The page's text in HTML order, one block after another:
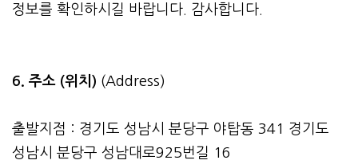
정보를 확인하시길 바랍니다. 감사합니다.
6. 주소 (위치) (Address)
출발지점 : 경기도 성남시 분당구 야탑동 341 경기도
성남시 분당구 성남대로925번길 16